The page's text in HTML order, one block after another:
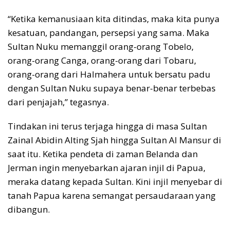
“Ketika kemanusiaan kita ditindas, maka kita punya
kesatuan, pandangan, persepsi yang sama. Maka
Sultan Nuku memanggil orang-orang Tobelo,
orang-orang Canga, orang-orang dari Tobaru,
orang-orang dari Halmahera untuk bersatu padu
dengan Sultan Nuku supaya benar-benar terbebas
dari penjajah,” tegasnya.
Tindakan ini terus terjaga hingga di masa Sultan
Zainal Abidin Alting Sjah hingga Sultan Al Mansur di
saat itu. Ketika pendeta di zaman Belanda dan
Jerman ingin menyebarkan ajaran injil di Papua,
meraka datang kepada Sultan. Kini injil menyebar di
tanah Papua karena semangat persaudaraan yang
dibangun.